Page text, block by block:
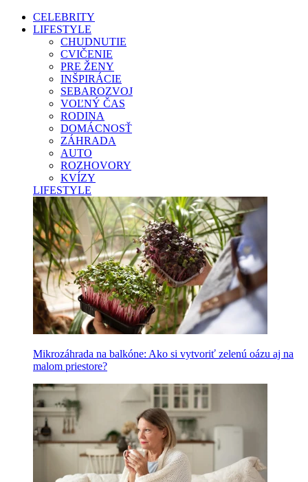
CELEBRITY
LIFESTYLE
CHUDNUTIE
CVIČENIE
PRE ŽENY
INŠPIRÁCIE
SEBAROZVOJ
VOĽNÝ ČAS
RODINA
DOMÁCNOSŤ
ZÁHRADA
AUTO
ROZHOVORY
KVÍZY
LIFESTYLE
Mikrozáhrada na balkóne: Ako si vytvoriť zelenú oázu aj na
malom priestore?